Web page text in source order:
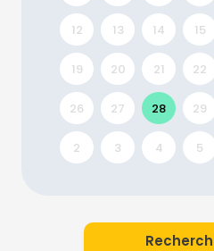
12 13 14 15
19 20 21 22
26 27 28 29
2 3 4 5